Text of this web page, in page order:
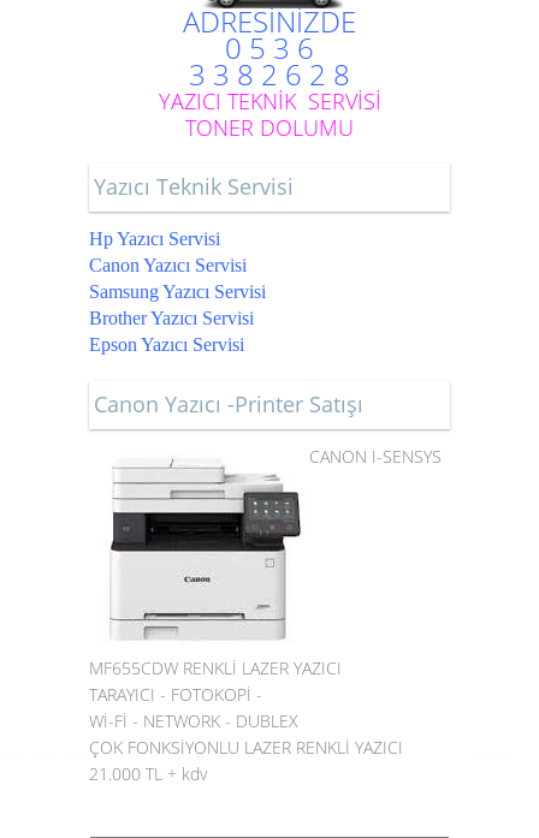
ADRESİNİZDE
0 5 3 6
3 3 8 2 6 2 8
YAZICI TEKNİK SERVİSİ
TONER DOLUMU
Yazıcı Teknik Servisi
Hp Yazıcı Servisi
Canon Yazıcı Servisi
Samsung Yazıcı Servisi
Brother Yazıcı Servisi
Epson Yazıcı Servisi
Canon Yazıcı -Printer Satışı
CANON I-SENSYS
MF655CDW RENKLİ LAZER YAZICI
TARAYICI - FOTOKOPİ -
Wİ-Fİ - NETWORK - DUBLEX
ÇOK FONKSİYONLU LAZER RENKLİ YAZICI
21.000 TL + kdv